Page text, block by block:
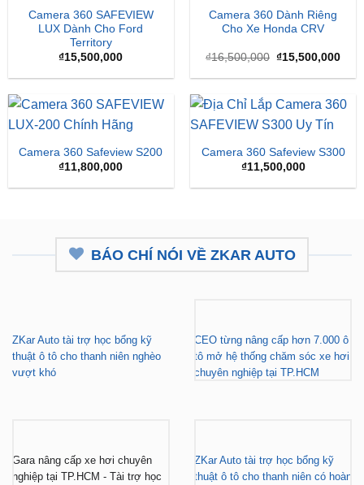
Camera 360 SAFEVIEW
LUX Dành Cho Ford
Territory
₫15,500,000
Camera 360 Dành Riêng
Cho Xe Honda CRV
₫16,500,000 Giá
là:
₫15,500,000Giá
tại
Camera 360 Safeview S200
₫11,800,000
Camera 360 Safeview S300
₫11,500,000
BÁO CHÍ NÓI VỀ ZKAR AUTO
ZKar Auto tài trợ học bổng kỹ
thuật ô tô cho thanh niên nghèo
vượt khó
CEO từng nâng cấp hơn 7.000 ô
tô mở hệ thống chăm sóc xe hơi
chuyên nghiệp tại TP.HCM
Gara nâng cấp xe hơi chuyên
nghiệp tại TP.HCM - Tài trợ học
ZKar Auto tài trợ học bổng kỹ
thuật ô tô cho thanh niên có hoàn